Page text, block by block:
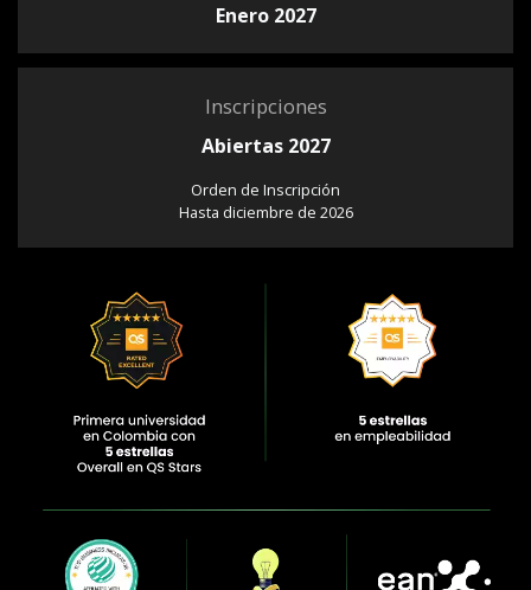
Enero 2027
Inscripciones
Abiertas 2027
Orden de Inscripción
Hasta diciembre de 2026